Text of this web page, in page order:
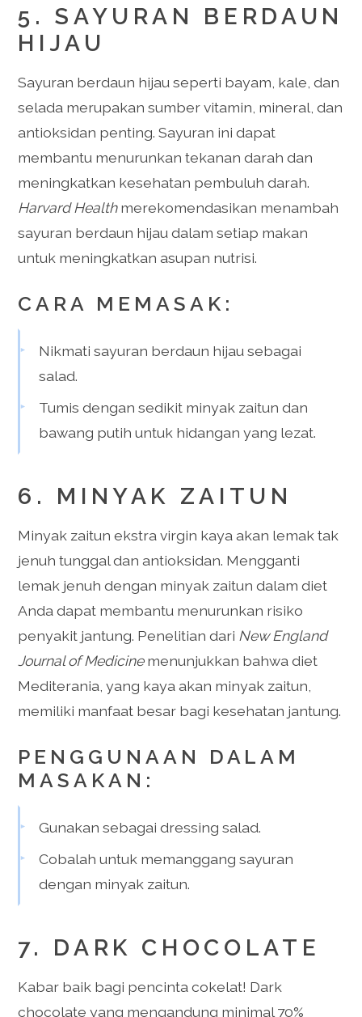
5. SAYURAN BERDAUN
HIJAU
Sayuran berdaun hijau seperti bayam, kale, dan
selada merupakan sumber vitamin, mineral, dan
antioksidan penting. Sayuran ini dapat
membantu menurunkan tekanan darah dan
meningkatkan kesehatan pembuluh darah.
Harvard Healthmerekomendasikan menambah
sayuran berdaun hijau dalam setiap makan
untuk meningkatkan asupan nutrisi.
CARA MEMASAK:
Nikmati sayuran berdaun hijau sebagai
salad.
Tumis dengan sedikit minyak zaitun dan
bawang putih untuk hidangan yang lezat.
6. MINYAK ZAITUN
Minyak zaitun ekstra virgin kaya akan lemak tak
jenuh tunggal dan antioksidan. Mengganti
lemak jenuh dengan minyak zaitun dalam diet
Anda dapat membantu menurunkan risiko
penyakit jantung. Penelitian dari New England
Journal of Medicinemenunjukkan bahwa diet
Mediterania, yang kaya akan minyak zaitun,
memiliki manfaat besar bagi kesehatan jantung.
PENGGUNAAN DALAM
MASAKAN:
Gunakan sebagai dressing salad.
Cobalah untuk memanggang sayuran
dengan minyak zaitun.
7. DARK CHOCOLATE
Kabar baik bagi pencinta cokelat! Dark
chocolate yang mengandung minimal 70%